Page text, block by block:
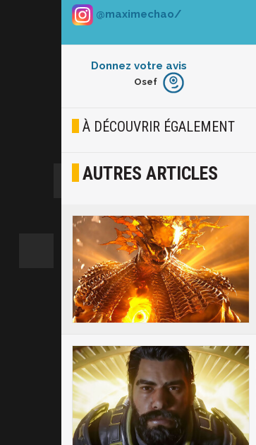
@maximechao/
Donnez votre avis
Furieux
Joyeux
Osef
À DÉCOUVRIR ÉGALEMENT
AUTRES ARTICLES